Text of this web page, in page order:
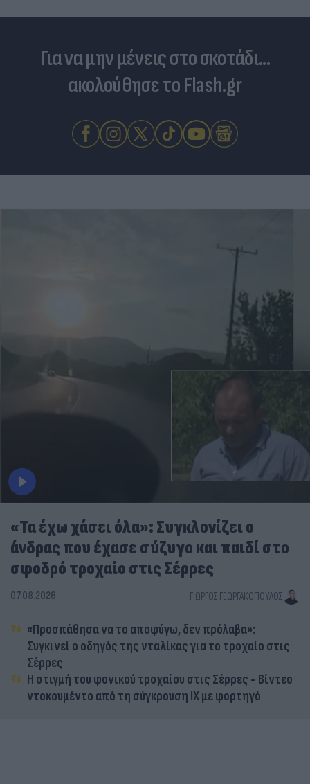
Για να μην μένεις στο σκοτάδι...
ακολούθησε το Flash.gr
«Τα έχω χάσει όλα»: Συγκλονίζει ο
άνδρας που έχασε σύζυγο και παιδί στο
σφοδρό τροχαίο στις Σέρρες
07.08.2026 ΓΙΏΡΓΟΣ ΓΕΩΡΓΑΚΌΠΟΥΛΟΣ
«Προσπάθησα να το αποφύγω, δεν πρόλαβα»:
Συγκινεί ο οδηγός της νταλίκας για το τροχαίο στις
Σέρρες
Η στιγμή του φονικού τροχαίου στις Σέρρες - Βίντεο
ντοκουμέντο από τη σύγκρουση ΙΧ με φορτηγό